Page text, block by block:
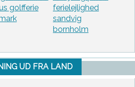
golfferie
ferielejlighed
sandvig
bornholm
UD FRA LAND